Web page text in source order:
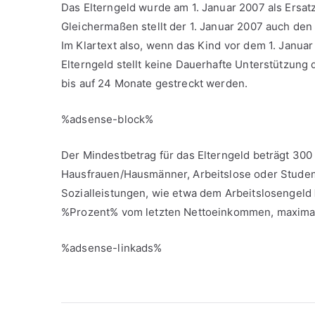
Das Elterngeld wurde am 1. Januar 2007 als
Gleichermaßen stellt der 1. Januar 2007 auch
Im Klartext also, wenn das Kind vor dem 1.
Elterngeld stellt keine Dauerhafte Unterstützung
bis auf 24 Monate gestreckt werden.
%adsense-block%
Der Mindestbetrag für das Elterngeld beträgt
Hausfrauen/Hausmänner, Arbeitslose oder
Sozialleistungen, wie etwa dem
%Prozent% vom letzten Nettoeinkommen,
%adsense-linkads%